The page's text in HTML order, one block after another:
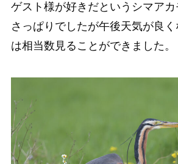
ゲスト様が好きだというシマア
さっぱりでしたが午後天気が良
は相当数見ることができました。